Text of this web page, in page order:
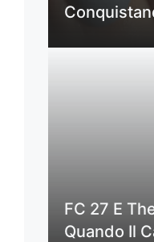
FC 27 E
Quando Il